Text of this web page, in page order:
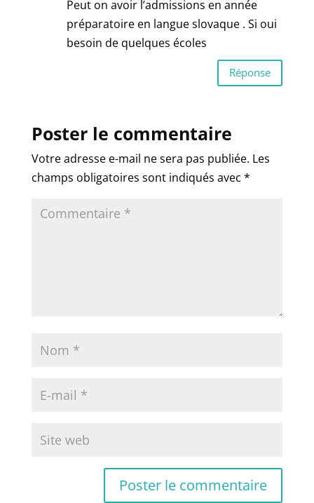
Peut on avoir l’admissions en année
préparatoire en langue slovaque . Si oui
besoin de quelques écoles
Réponse
Poster le commentaire
Votre adresse e-mail ne sera pas publiée. Les
champs obligatoires sont indiqués avec *